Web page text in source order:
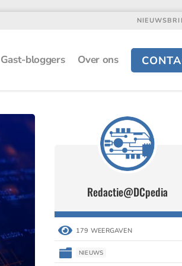
Gast-bloggers Over ons
Redactie@DCpedia
 179 WEERGAVEN
 NIEUWS